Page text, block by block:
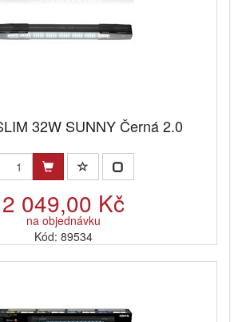
32W SUNNY Černá 2.0
2 049,00 Kč
na objednávku
Kód: 89534